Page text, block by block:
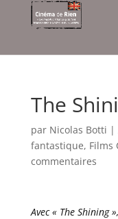
The
par Nicolas Botti |
fantastique, Films
commentaires
Avec « The Shining